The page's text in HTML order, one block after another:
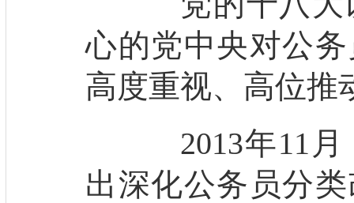
心的党中央对公
高度重视、高位推
2013年11月
出深化公务员分